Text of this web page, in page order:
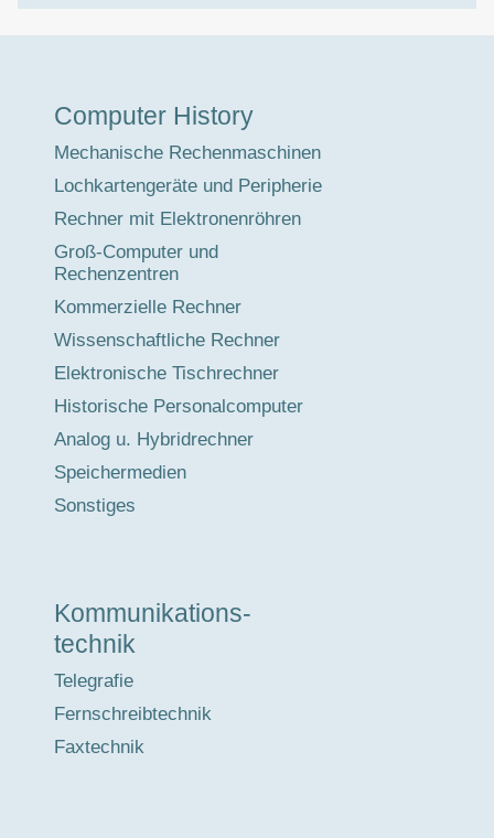
Computer History
Mechanische Rechenmaschinen
Lochkartengeräte und Peripherie
Rechner mit Elektronenröhren
Groß-Computer und
Rechenzentren
Kommerzielle Rechner
Wissenschaftliche Rechner
Elektronische Tischrechner
Historische Personalcomputer
Analog u. Hybridrechner
Speichermedien
Sonstiges
Kommunikations-
technik
Telegrafie
Fernschreibtechnik
Faxtechnik